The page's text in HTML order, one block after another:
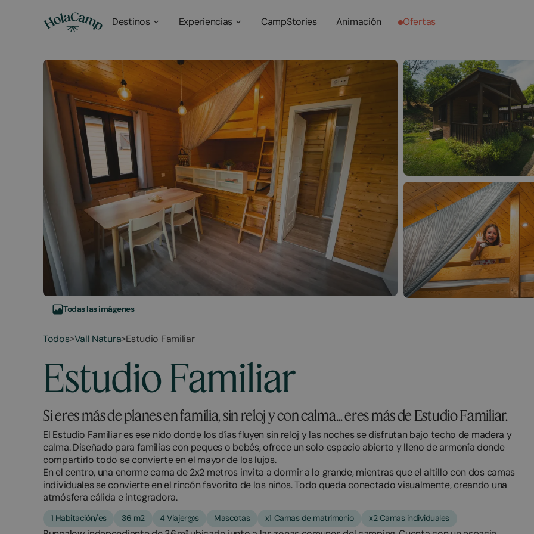
Destinos Experiencias CampStories Animación Ofertas
Todas las imágenes
Todos>Vall Natura
2026
2025
>Estudio Familiar
Estudio Familiar
Si eres más de planes en familia, sin reloj y con calma... eres más de Estudio Familiar.
El Estudio Familiar es ese nido donde los días fluyen sin reloj y las noches se disfrutan bajo techo de madera y
calma. Diseñado para familias con peques o bebés, ofrece un solo espacio abierto y lleno de armonía donde
compartirlo todo se convierte en el mayor de los lujos.
En el centro, una enorme cama de 2x2 metros invita a dormir a lo grande, mientras que el altillo con dos camas
individuales se convierte en el rincón favorito de los niños. Todo queda conectado visualmente, creando una
atmósfera cálida e integradora.
1 Habitación/es 36 m2 4 Viajer@s Mascotas x1 Camas de matrimonio x2 Camas individuales